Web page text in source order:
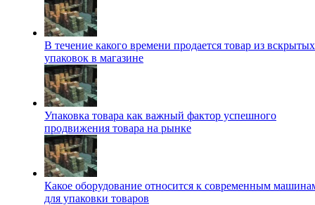
В течение какого времени продается товар из вскрытых
упаковок в магазине
Упаковка товара как важный фактор успешного
продвижения товара на рынке
Какое оборудование относится к современным
для упаковки товаров